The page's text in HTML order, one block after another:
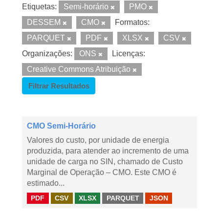
Etiquetas: Semi-horário
PMO
DESSEM
CMO
Formatos:
PARQUET
PDF XLSX
CSV
Organizações:
ONS
Licenças:
Creative Commons Atribuição
Filtrar Resultados
CMO Semi-Horário
Valores do custo, por unidade de energia
produzida, para atender ao incremento de uma
unidade de carga no SIN, chamado de Custo
Marginal de Operação – CMO. Este CMO é
estimado...
PDF CSV XLSX PARQUET JSON